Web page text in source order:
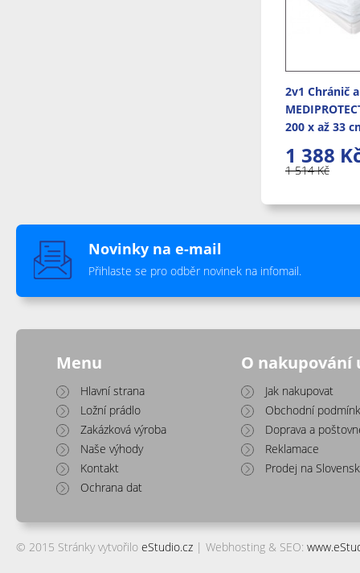
2v1 Chránič
200 x až 33
1 388
1 514 Kč
Novinky na e-mail
Přihlaste se pro odběr novinek na infomail.
Menu
Hlavní strana
Ložní prádlo
Zakázková výroba
Naše výhody
Kontakt
Ochrana dat
O nakupování
Jak nakupovat
Obchodní
Doprava a
Reklamace
Prodej na
© 2015 Stránky vytvořilo eStudio.cz | Webhosting & SEO: